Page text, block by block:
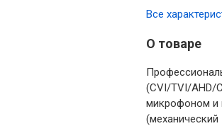
Все
О товаре
(CVI/TVI/AHD/
микрофоном и